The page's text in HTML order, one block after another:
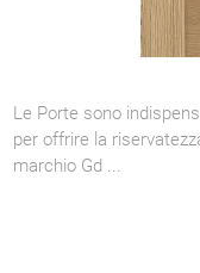
Le Porte sono
per offrire la
marchio Gd ...